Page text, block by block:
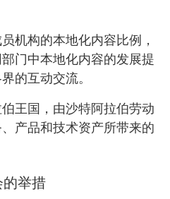
机构的本地化内容比例，
门中本地化内容的发展提
的互动交流。
王国，由沙特阿拉伯劳动
产品和技术资产所带来的
举措